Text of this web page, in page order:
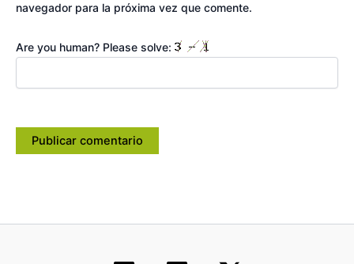
navegador para la próxima vez que comente.
Are you human? Please solve: